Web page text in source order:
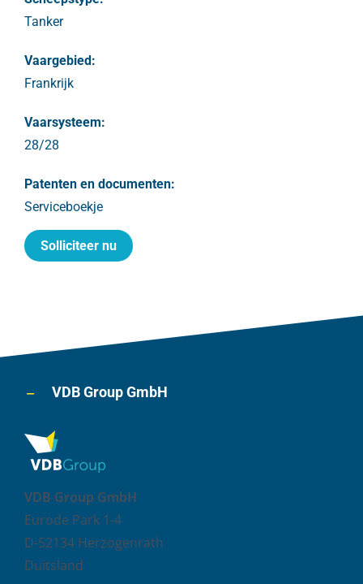
Tanker
Vaargebied:
Frankrijk
Vaarsysteem:
28/28
Patenten en documenten:
Serviceboekje
Solliciteer nu
VDB Group GmbH
VDB Group GmbH
Eurode Park 1-4
D-52134 Herzogenrath
Duitsland